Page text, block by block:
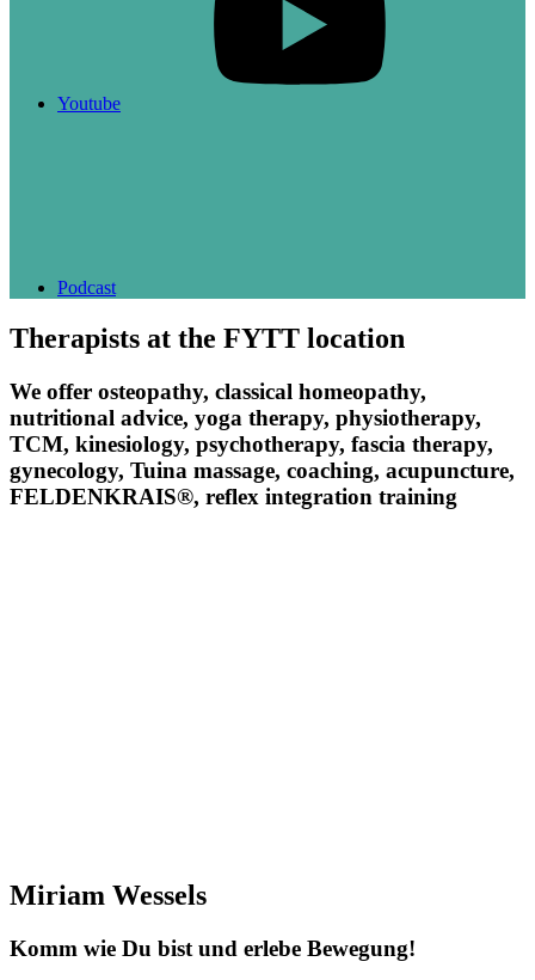
Youtube
Podcast
Therapists at the FYTT location
We offer osteopathy, classical homeopathy,
nutritional advice, yoga therapy, physiotherapy,
TCM, kinesiology, psychotherapy, fascia therapy,
gynecology, Tuina massage, coaching, acupuncture,
FELDENKRAIS®, reflex integration training
Miriam Wessels
Komm wie Du bist und erlebe Bewegung!